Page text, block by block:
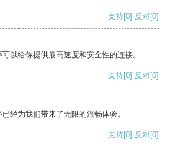
支持[0] 反对[0]
以给你提供最高速度和安全性的连接。
支持[0] 反对[0]
经为我们带来了无限的流畅体验。
支持[0] 反对[0]